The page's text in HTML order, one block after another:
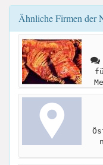
Ähnliche Firmen der